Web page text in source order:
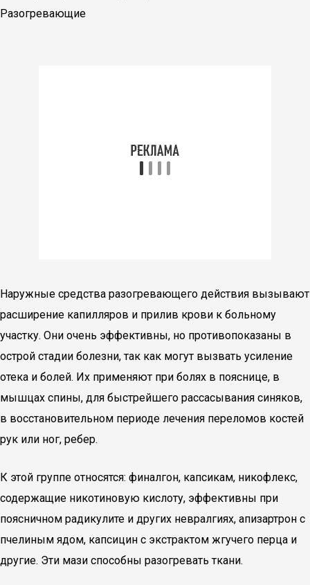
Разогревающие
Наружные средства разогревающего действия вызывают
расширение капилляров и прилив крови к больному
участку. Они очень эффективны, но противопоказаны в
острой стадии болезни, так как могут вызвать усиление
отека и болей. Их применяют при болях в пояснице, в
мышцах спины, для быстрейшего рассасывания синяков,
в восстановительном периоде лечения переломов костей
рук или ног, ребер.
К этой группе относятся: финалгон, капсикам, никофлекс,
содержащие никотиновую кислоту, эффективны при
поясничном радикулите и других невралгиях, апизартрон с
пчелиным ядом, капсицин с экстрактом жгучего перца и
другие. Эти мази способны разогревать ткани.